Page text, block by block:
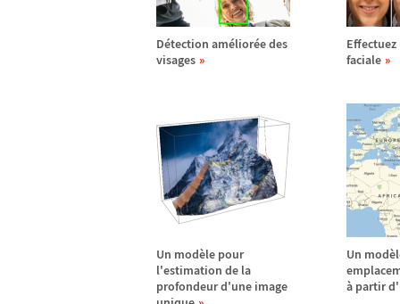
Détection améliorée des
visages
faciale
Un modèle pour
l'estimation de la
profondeur d'une image
Un modè
à partir